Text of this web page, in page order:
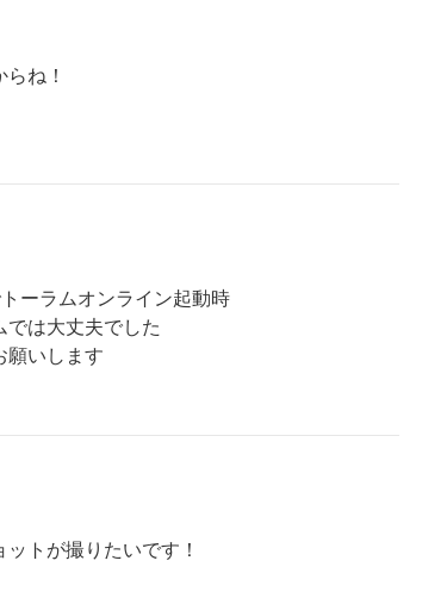
ね！
ーラムオンライン起動時
では大丈夫でした
願いします
トが撮りたいです！